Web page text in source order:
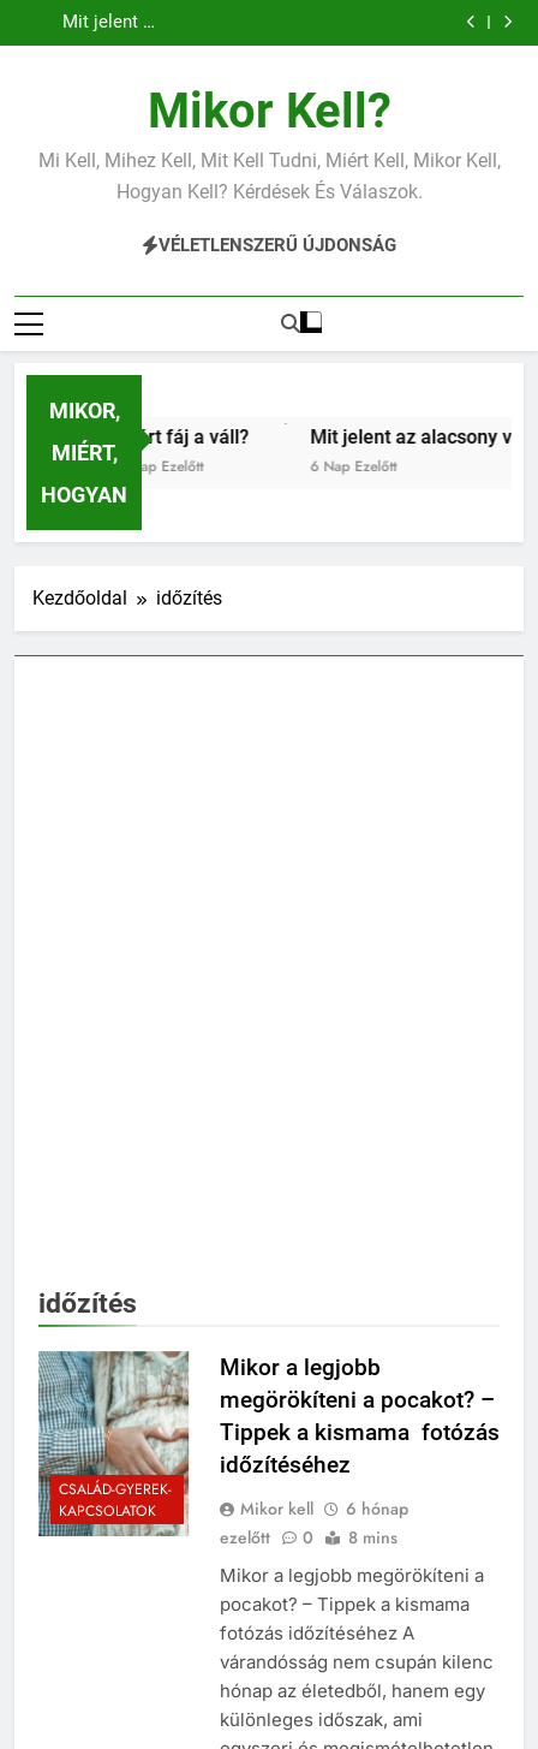
a
vérnyomás?
alacsony vas?
Mit jelent az
alacsony
Mikor Kell?
Mi Kell, Mihez Kell, Mit Kell Tudni, Miért Kell, Mikor Kell,
Hogyan Kell? Kérdések És Válaszok.
VÉLETLENSZERŰ ÚJDONSÁG
MIKOR,
MIÉRT,
HOGYAN
Miért fáj a váll?
4 Nap Ezelőtt
Mit jelent az alacsony vérnyomás?
Kezdőoldal időzítés
időzítés
CSALÁD-GYEREK-
KAPCSOLATOK
Mikor a legjobb
megörökíteni a pocakot? –
Tippek a kismama fotózás
időzítéséhez
Mikor kell
6 hónap
ezelőtt
0 8 mins
Mikor a legjobb megörökíteni a
pocakot? – Tippek a kismama
fotózás időzítéséhez A
várandósság nem csupán kilenc
hónap az életedből, hanem egy
különleges időszak, ami